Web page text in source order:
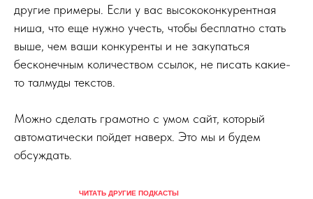
другие примеры. Если у вас высококонкурентная
ниша, что еще нужно учесть, чтобы бесплатно стать
выше, чем ваши конкуренты и не закупаться
бесконечным количеством ссылок, не писать какие-
то талмуды текстов.
Можно сделать грамотно с умом сайт, который
автоматически пойдет наверх. Это мы и будем
обсуждать.
ЧИТАТЬ ДРУГИЕ ПОДКАСТЫ